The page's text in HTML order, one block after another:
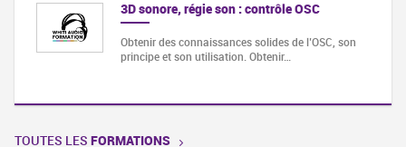
3D sonore, régie son : contrôle OSC
Obtenir des connaissances solides de l’OSC, son
principe et son utilisation. Obtenir…
TOUTES LES FORMATIONS